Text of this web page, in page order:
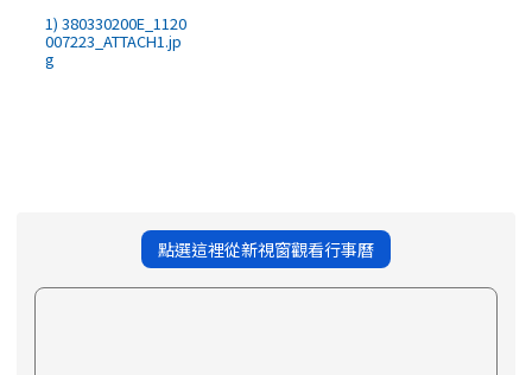
1) 380330200E_1120
007223_ATTACH1.jp
g
點選這裡從新視窗觀看行事曆